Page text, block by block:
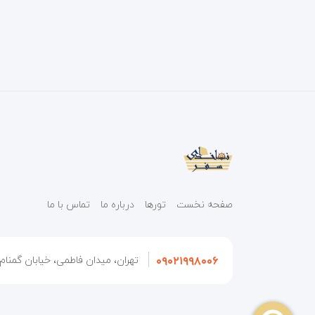
صفحه نخست تورها درباره ما تماس با ما
۰۹۰۲۱۹۹۸۰۰۶ تهران، میدان فاطمی، خیابان گمنام،